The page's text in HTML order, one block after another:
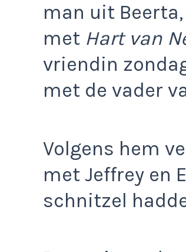
man uit
met Hart van
vriendin
met de vader
Volgens hem
met Jeffrey en
schnitzel